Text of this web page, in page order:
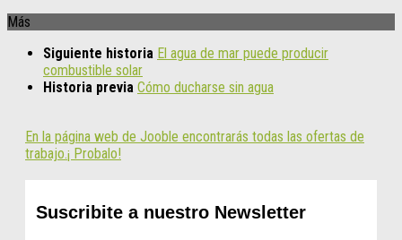
Más
Siguiente historia El agua de mar puede producir
combustible solar
Historia previa Cómo ducharse sin agua
En la página web de Jooble encontrarás todas las ofertas de
trabajo.¡ Probalo!
Suscribite a nuestro Newsletter